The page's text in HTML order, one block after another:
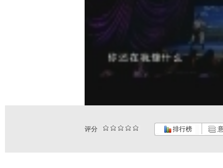
评分 排行榜